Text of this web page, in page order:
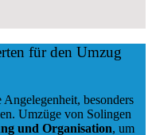
für den Umzug
besonders
Umzüge von Solingen
und Organisation, um